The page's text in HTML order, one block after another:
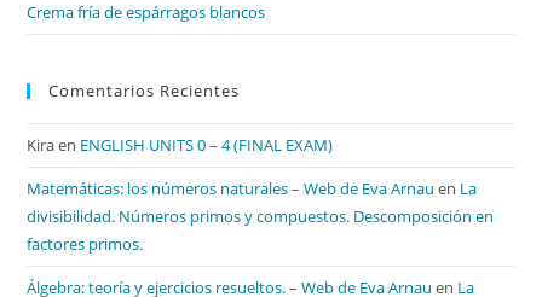
Crema fría de espárragos blancos
Comentarios Recientes
Kiraen ENGLISH UNITS 0 – 4 (FINAL EXAM)
Matemáticas: los números naturales – Web de Eva Arnau en La
divisibilidad. Números primos y compuestos. Descomposición en
factores primos.
Álgebra: teoría y ejercicios resueltos. – Web de Eva Arnau en La